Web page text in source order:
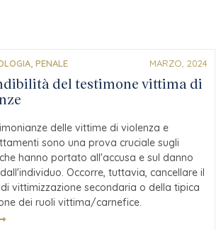
PENALE MARZO, 2024
del testimone vittima di
delle vittime di violenza e
sono una prova cruciale sugli
hanno portato all'accusa e sul danno
Occorre, tuttavia, cancellare il
vittimizzazione secondaria o della tipica
dei ruoli vittima/carnefice.